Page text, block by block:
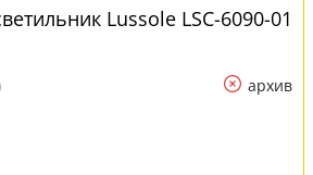
Lussole LSC-6090-01
архив